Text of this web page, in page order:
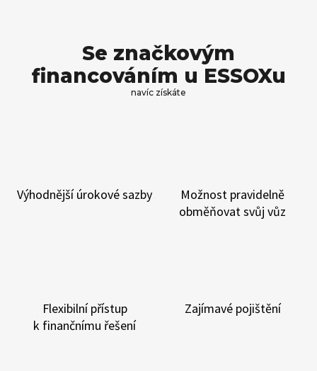
Se značkovým
financováním u ESSOXu
navíc získáte
Výhodnějšíúrokové sazby Možnost pravidelně
obměňovatsvůj vůz
Flexibilní přístup
k finančnímu řešení
Zajímavé pojištění